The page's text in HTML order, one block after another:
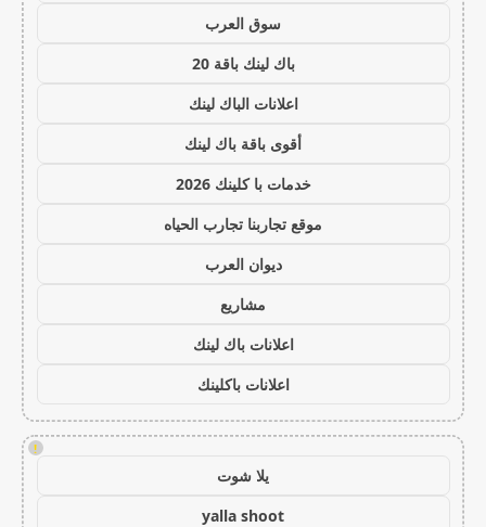
سوق العرب
باك لينك باقة 20
اعلانات الباك لينك
أقوى باقة باك لينك
خدمات با كلينك 2026
موقع تجاربنا تجارب الحياه
ديوان العرب
مشاريع
اعلانات باك لينك
اعلانات باكلينك
!
يلا شوت
yalla shoot